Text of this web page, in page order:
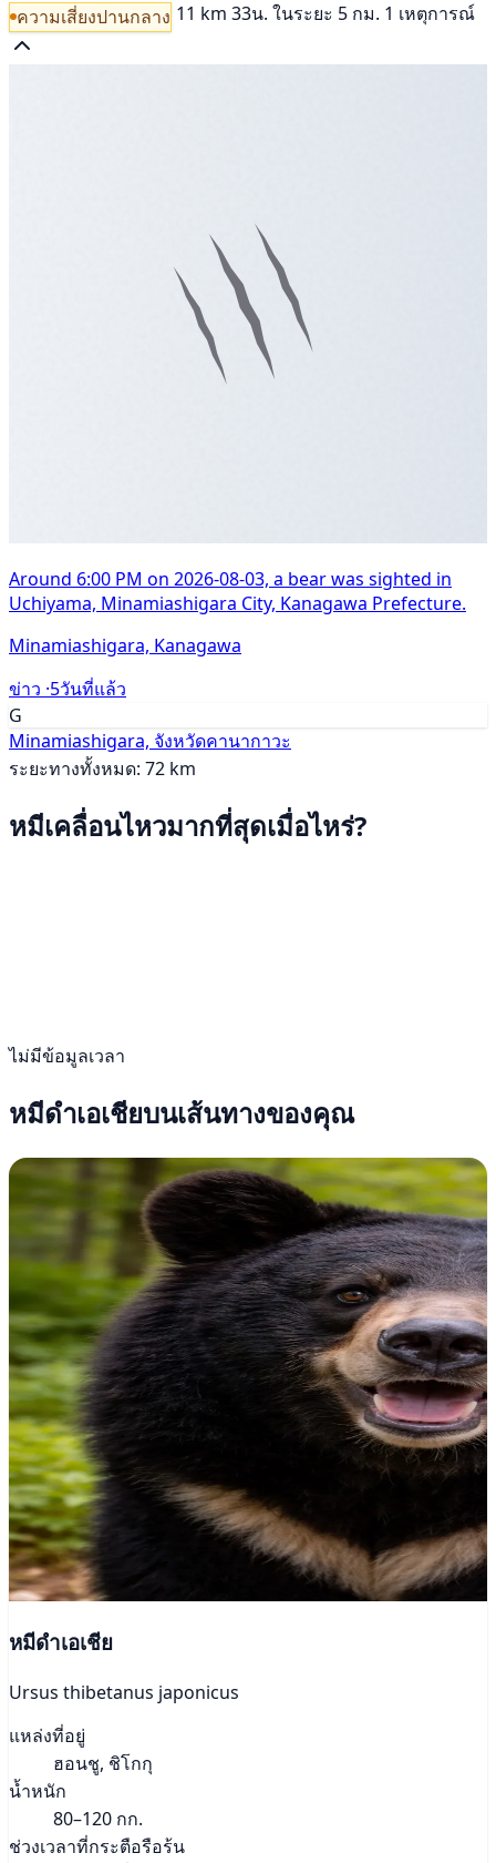
ความเสี่ยงปานกลาง 11 km 33น. ในระยะ 5 กม. 1 เหตุการณ์
Around 6:00 PM on 2026-08-03, a bear was sighted in
Uchiyama, Minamiashigara City, Kanagawa Prefecture.
Minamiashigara, Kanagawa
ข่าว ·5วันที่แล้ว
G
Minamiashigara, จังหวัดคานากาวะ
ระยะทางทั้งหมด: 72 km
หมีเคลื่อนไหวมากที่สุดเมื่อไหร่?
ไม่มีข้อมูลเวลา
หมีดำเอเชียบนเส้นทางของคุณ
หมีดำเอเชีย
Ursus thibetanus japonicus
แหล่งที่อยู่
ฮอนชู, ชิโกกุ
น้ำหนัก
80–120 กก.
ช่วงเวลาที่กระตือรือร้น